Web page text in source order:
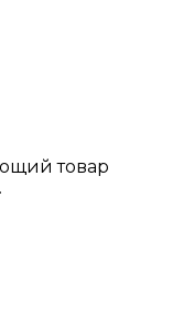
товар